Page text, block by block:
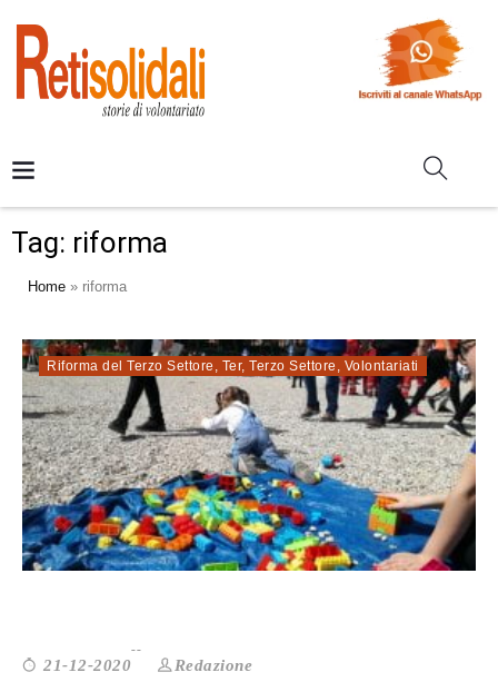
Tag: riforma
Home » riforma
Riforma del Terzo Settore , Ter, Terzo Settore , Volontariati
SOPPRESSO L’ARTICOLO 108 DELLA ...
21-12-2020 Redazione